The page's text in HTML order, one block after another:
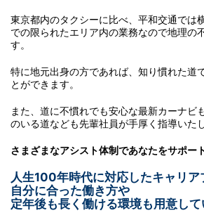
東京都内のタクシーに比べ、平和交通では
での限られたエリア内の業務なので地理の
す。
特に地元出身の方であれば、知り慣れた道
とができます。
また、道に不慣れでも安心な最新カーナビ
のいる道なども先輩社員が手厚く指導いた
さまざまなアシスト体制であなたをサポー
人生100年時代に対応したキャリア
自分に合った働き方や
定年後も長く働ける環境も用意し